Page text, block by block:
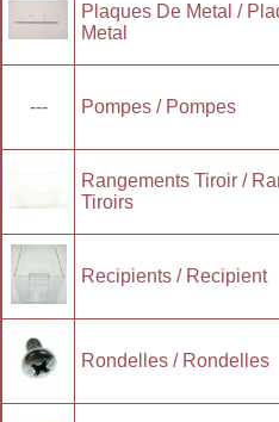
Plaques De Metal /
Metal
--- Pompes / Pompes
Rangements Tiroir /
Tiroirs
Recipients / Recipient
Rondelles / Rondelles